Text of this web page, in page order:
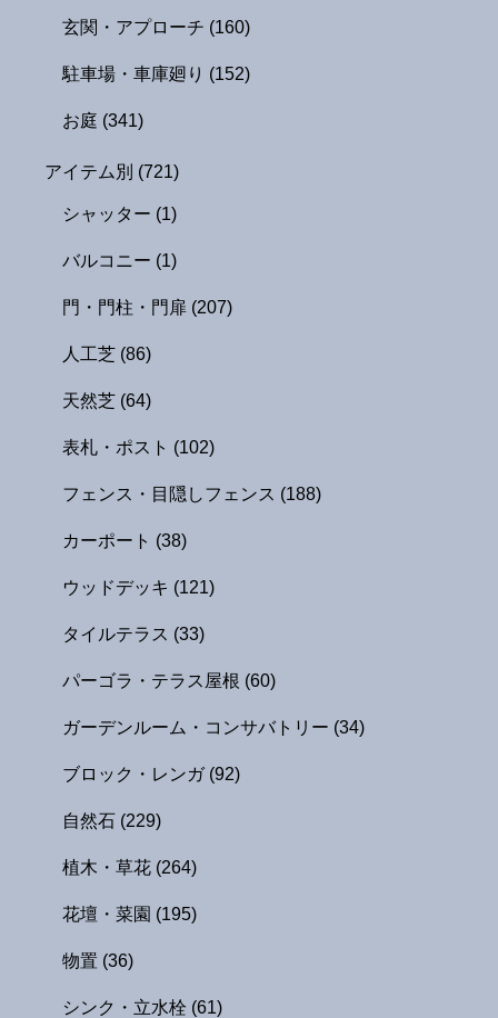
玄関・アプローチ (160)
駐車場・車庫廻り (152)
お庭 (341)
アイテム別 (721)
シャッター (1)
バルコニー (1)
門・門柱・門扉 (207)
人工芝 (86)
天然芝 (64)
表札・ポスト (102)
フェンス・目隠しフェンス (188)
カーポート (38)
ウッドデッキ (121)
タイルテラス (33)
パーゴラ・テラス屋根 (60)
ガーデンルーム・コンサバトリー (34)
ブロック・レンガ (92)
自然石 (229)
植木・草花 (264)
花壇・菜園 (195)
物置 (36)
シンク・立水栓 (61)